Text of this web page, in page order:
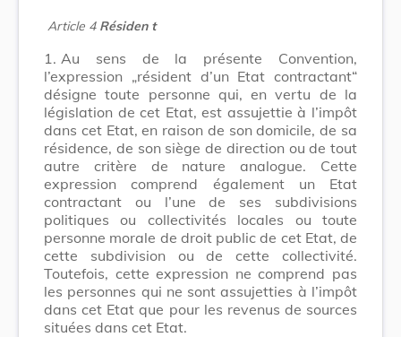
Article 4 Résiden t
1. Au sens de la présente Convention,
l’expression „résident d’un Etat contractant“
désigne toute personne qui, en vertu de la
législation de cet Etat, est assujettie à l’impôt
dans cet Etat, en raison de son domicile, de sa
résidence, de son siège de direction ou de tout
autre critère de nature analogue. Cette
expression comprend également un Etat
contractant ou l’une de ses subdivisions
politiques ou collectivités locales ou toute
personne morale de droit public de cet Etat, de
cette subdivision ou de cette collectivité.
Toutefois, cette expression ne comprend pas
les personnes qui ne sont assujetties à l’impôt
dans cet Etat que pour les revenus de sources
situées dans cet Etat.